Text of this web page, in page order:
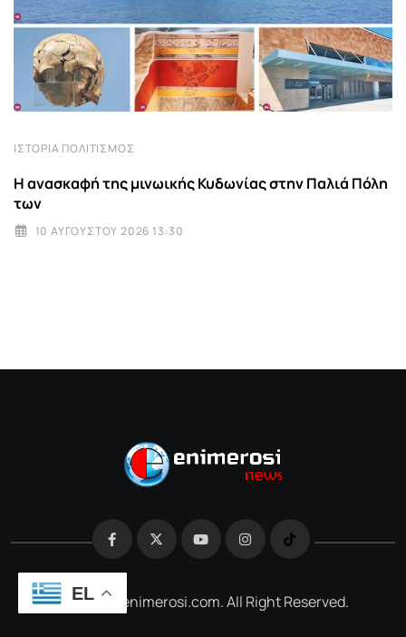
ΙΣΤΟΡΊΑ ΠΟΛΙΤΙΣΜΌΣ
Η ανασκαφή της μινωικής Κυδωνίας στην Παλιά Πόλη
των
10 ΑΥΓΟΎΣΤΟΥ 2026 13:30
@2026 e-enimerosi.com. All Right Reserved.
EL